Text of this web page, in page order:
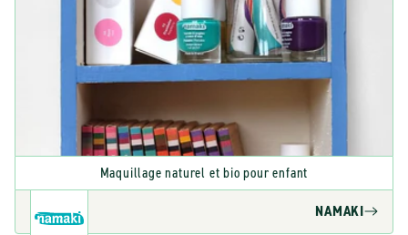
Maquillage naturel et bio pour enfant
NAMAKI